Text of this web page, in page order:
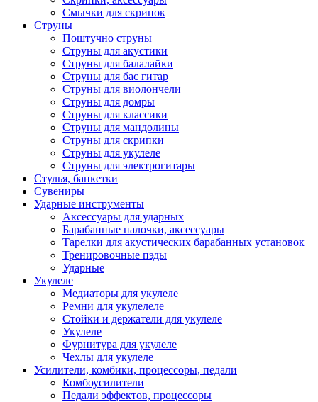
Смычки для скрипок
Струны
Поштучно струны
Струны для акустики
Струны для балалайки
Струны для бас гитар
Струны для виолончели
Струны для домры
Струны для классики
Струны для мандолины
Струны для скрипки
Струны для укулеле
Струны для электрогитары
Стулья, банкетки
Сувениры
Ударные инструменты
Аксессуары для ударных
Барабанные палочки, аксессуары
Тарелки для акустических барабанных установок
Тренировочные пэды
Ударные
Укулеле
Медиаторы для укулеле
Ремни для укулелеле
Стойки и держатели для укулеле
Укулеле
Фурнитура для укулеле
Чехлы для укулеле
Усилители, комбики, процессоры, педали
Комбоусилители
Педали эффектов, процессоры